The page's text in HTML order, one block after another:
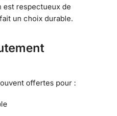
est respectueux de
un choix durable.
offertes pour :